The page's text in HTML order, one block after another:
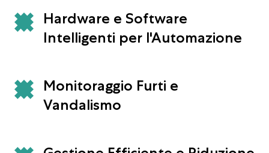
Hardware e Software
Intelligenti per l'Automazione
Monitoraggio Furti e
Vandalismo